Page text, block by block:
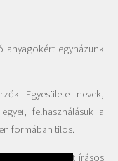
anyagokért egyházunk
Egyesülete nevek,
felhasználásuk a
formában tilos.
az Egyesület írásos